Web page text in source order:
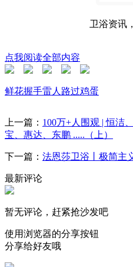
卫浴资讯
点我阅读全部内容
鲜花握手雷人 路过鸡蛋
上一篇： 100万+人围观 | 恒洁
宝、惠达、东鹏 .....（上）
下一篇： 法恩莎卫浴丨极简主
最新评论
暂无评论，赶紧抢沙发吧
使用浏览器的分享按钮
分享给好友哦